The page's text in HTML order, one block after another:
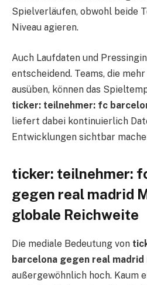
Spielverläufen, obwohl beide
Niveau agieren.
Auch Laufdaten und
entscheidend. Teams, die
ausüben, können das
ticker: teilnehmer: fc
liefert dabei kontinuierlich
Entwicklungen sichtbar
ticker: teilnehmer:
gegen real madrid
globale Reichweite
Die mediale Bedeutung von
barcelona gegen real madrid
außergewöhnlich hoch. Kaum